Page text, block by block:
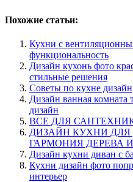
Похожие статьи:
Кухни с
функциональность
Дизайн кухонь фото
стильные решения
Советы по кухне дизайн
Дизайн ванная комната
дизайн
ВСЕ ДЛЯ
ДИЗАЙН КУХНИ ДЛЯ
ГАРМОНИЯ ДЕРЕВА
Дизайн кухни диван с
Кухни дизайн фото
интерьер